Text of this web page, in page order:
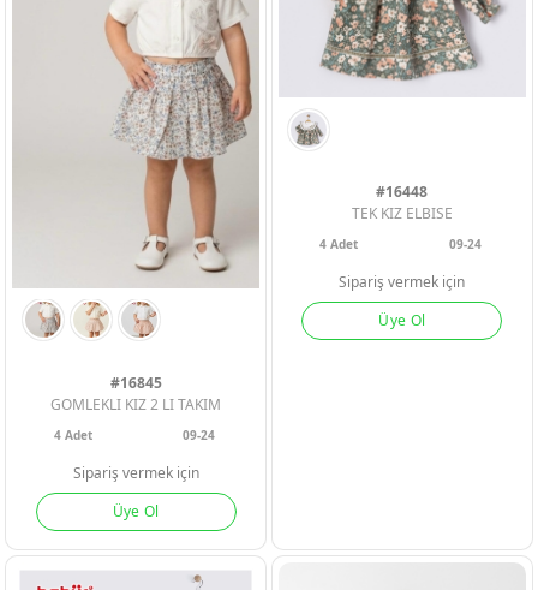
#16845
GOMLEKLI KIZ 2 LI TAKIM
4 Adet 09-24
Sipariş vermek için
Üye Ol
#16448
TEK KIZ ELBISE
4Adet 09-24
Sipariş vermek için
Üye Ol